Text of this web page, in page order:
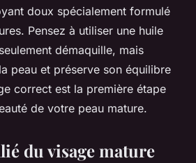
doux spécialement formulé
Pensez à utiliser une huile
démaquille, mais
peau et préserve son équilibre
correct est la première étape
de votre peau mature.
du visage mature